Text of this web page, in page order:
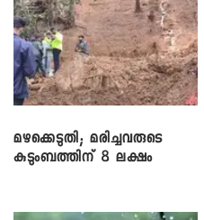
മഴക്കെടുതി; മരിച്ചവരുടെ
കുടുംബത്തിന് 8 ലക്ഷം